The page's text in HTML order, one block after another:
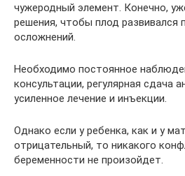
чужеродный элемент. Конечно,
решения, чтобы плод развивался
осложнений.
Необходимо постоянное
консультации, регулярная сдача
усиленное лечение и инъекции.
Однако если у ребенка, как и у
отрицательный, то никакого
беременности не произойдет.